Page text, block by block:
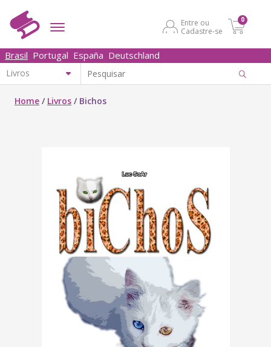
Entre ou
Cadastre-se
0
Brasil Portugal España Deutschland
Home / Livros / Bichos